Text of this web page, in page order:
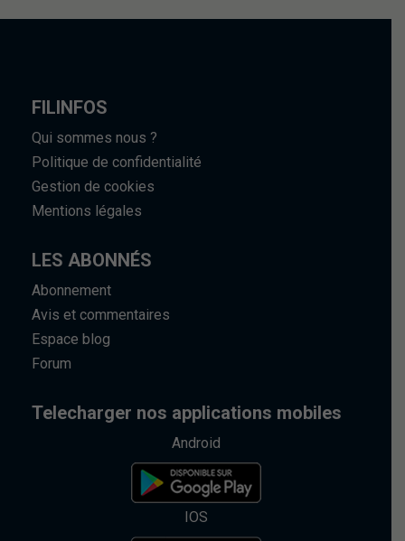
FILINFOS
Qui sommes nous ?
Politique de confidentialité
Gestion de cookies
Mentions légales
LES ABONNÉS
Abonnement
Avis et commentaires
Espace blog
Forum
Telecharger nos applications mobiles
Android
IOS